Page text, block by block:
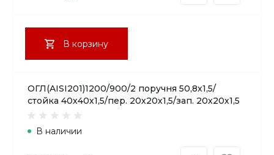
В корзину
ОГЛ(AISI201)1200/900/2 поручня 50,8х1,5/
стойка 40х40х1,5/пер. 20х20х1,5/зап. 20х20х1,5
В наличии